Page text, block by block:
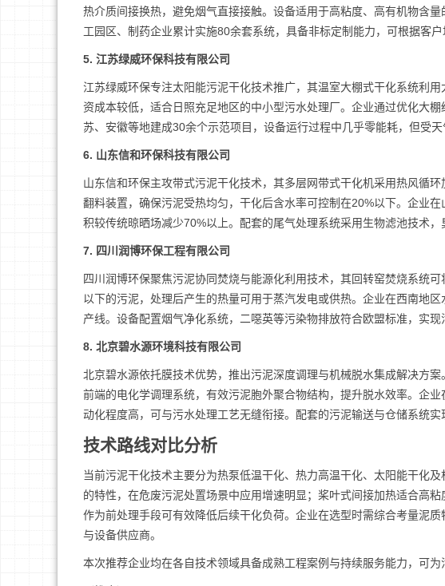
热介质间接换热，避免烟气直接接触。设备适用于高粘度、高有机物含
工园区、制药企业累计实施80余套系统，具备非标定制能力，可根据客
5. 江苏绿威环保科技有限公司
江苏绿威环保专注太阳能污泥干化技术推广，其温室大棚式干化系统利
资成本较低，适合日照充足地区的中小型污水处理厂。企业通过优化大
苏、安徽等地建成30余个示范项目，设备运行过程中几乎零能耗，但受
6. 山东信和环保科技有限公司
山东信和环保主攻带式污泥干化技术，其多层网带式干化机采用热风循
翻料装置，确保污泥受热均匀，干化后含水率可控制在20%以下。企业
积较传统晾晒场减少70%以上。配套的尾气处理系统采用生物滤池技术，
7. 四川润博环保工程有限公司
四川润博环保聚焦污泥协同焚烧与能源化利用技术，其回转窑焚烧系统
以下的污泥，处理后产生的热量可用于蒸汽发电或供热。企业在西南地
产线。设备配置烟气净化系统，二噁英等污染物排放符合欧盟标准，实现
8. 北京碧水源环境科技有限公司
北京碧水源依托膜技术优势，推出污泥深度调理与机械脱水集成解决方
前端的电化学调理系统，有效污泥胞外聚合物结构，提升脱水效率。企
动化程度高，可与污水处理工艺无缝衔接。配套的污泥输送与仓储系统实
技术路线对比分析
当前污泥干化技术主要分为热泵低温干化、热力高温干化、太阳能干化
的特性，在危废污泥处置场景中应用增速明显；桨叶式间接加热适合高
作为前处理手段可有效降低后续干化负荷。企业在选型时需综合考量泥
与设备供应商。
本次推荐企业均在各自技术领域具备成熟工程案例与持续服务能力，可为